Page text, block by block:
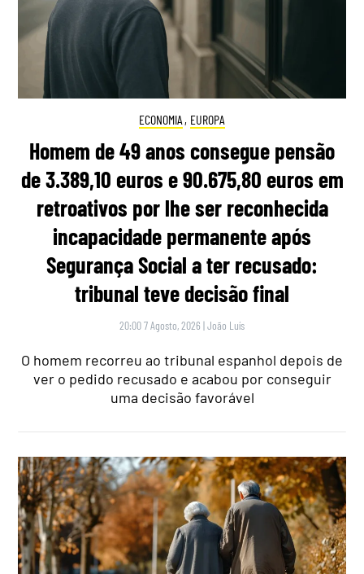
ECONOMIA , EUROPA
Homem de 49 anos consegue pensão
de 3.389,10 euros e 90.675,80 euros em
retroativos por lhe ser reconhecida
incapacidade permanente após
Segurança Social a ter recusado:
tribunal teve decisão final
20:00 7 Agosto, 2026 |João Luís
O homem recorreu ao tribunal espanhol depois de
ver o pedido recusado e acabou por conseguir
uma decisão favorável